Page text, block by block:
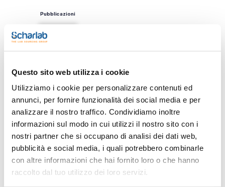
Questo sito web utilizza i cookie
Utilizziamo i cookie per personalizzare contenuti ed
annunci, per fornire funzionalità dei social media e per
analizzare il nostro traffico. Condividiamo inoltre
informazioni sul modo in cui utilizzi il nostro sito con i
nostri partner che si occupano di analisi dei dati web,
pubblicità e social media, i quali potrebbero combinarle
con altre informazioni che hai fornito loro o che hanno
raccolto dal tuo utilizzo dei loro servizi.
Pubblicazioni
Stampa pagina prodotto
Caratteristiche
Articolo : AQ-100X
Descrizione : AquaSnap® Test ATP Totale in Acqua
Conf. (unità) : 100
EnSURE® Touch® è la nuova generazione di sistemi di
Vedi di più